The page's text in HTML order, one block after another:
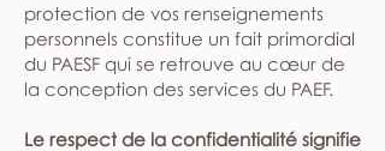
protection de vos renseignements
personnels constitue un fait primordial
du PAESF qui se retrouve au cœur de
la conception des services du PAEF.
Le respect de la confidentialité signifie